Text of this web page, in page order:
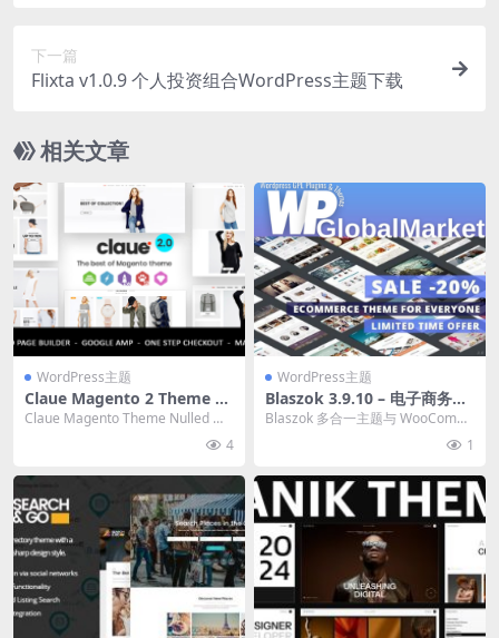
下一篇
Flixta v1.0.9 个人投资组合WordPress主题下载
相关文章
WordPress主题
Claue Magento 2 Theme v
2.1.18 [M1, M2] 干净简约的
Claue Magento Theme Nulled Ma
4
WordPress主题
Blaszok 3.9.10 – 电子商务w
ordpress主题下载
Blaszok 多合一主题与 WooComm
1